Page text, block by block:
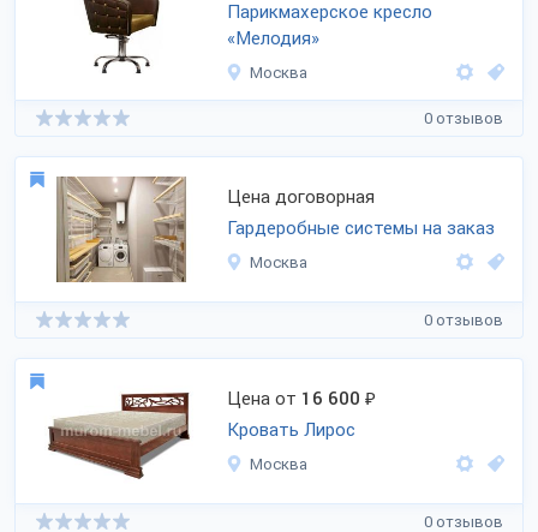
Парикмахерское кресло
«Мелодия»
Москва
0 отзывов
Цена договорная
Гардеробные системы на заказ
Москва
0 отзывов
Цена от 16 600 ₽
Кровать Лирос
Москва
0 отзывов